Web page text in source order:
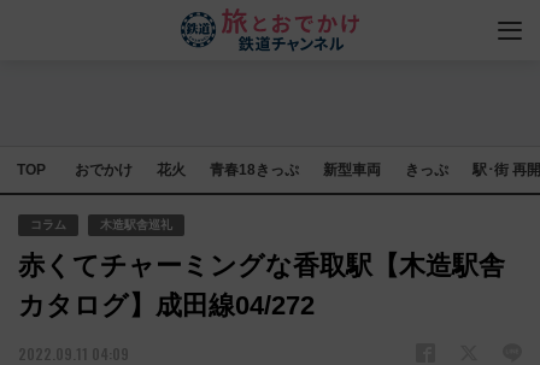
TOP おでかけ 花火 青春18きっぷ 新型車両 きっぷ 駅･街 再
コラム 木造駅舎巡礼
赤くてチャーミングな香取駅【木造駅舎
カタログ】成田線04/272
2022.09.11 04:09